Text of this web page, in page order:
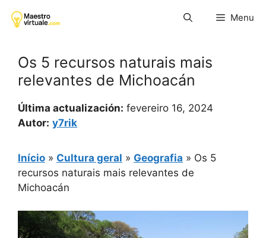
para
Menu
Os 5 recursos naturais mais
relevantes de Michoacán
Última actualización: fevereiro 16, 2024
Autor: y7rik
Início » Cultura geral » Geografia » Os 5
recursos naturais mais relevantes de
Michoacán